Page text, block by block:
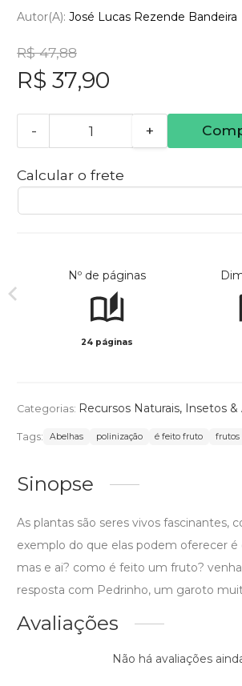
Autor(a): José Lucas Rezende Bandeira
R$ 47,88
R$ 37,90
- +
Calcular o frete
Nº de páginas
24 páginas
Categorias: Recursos Naturais, Insetos &
Tags: Abelhas polinização é feito fruto frutos
Sinopse
As plantas são seres vivos fascinantes,
exemplo do que elas podem oferecer é
mas e ai? como é feito um fruto?
resposta com Pedrinho, um garoto
Avaliações
Não há avaliações